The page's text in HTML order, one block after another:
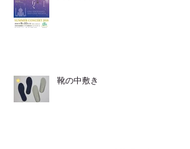
靴の中敷き